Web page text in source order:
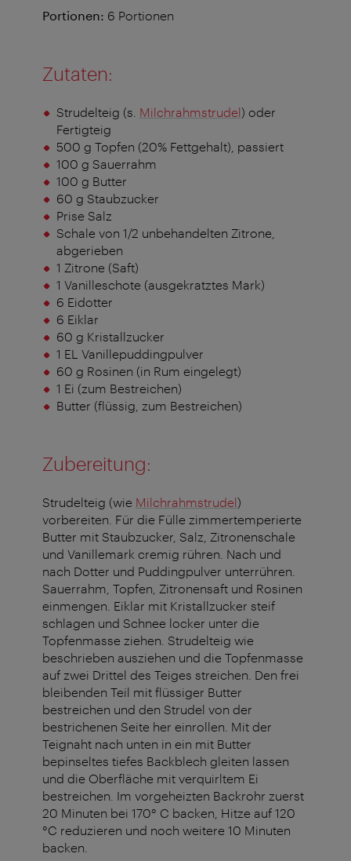
Portionen: 6 Portionen
Zutaten:
Strudelteig (s. Milchrahmstrudel) oder
Fertigteig
500 g Topfen (20% Fettgehalt), passiert
100 g Sauerrahm
100 g Butter
60 g Staubzucker
Prise Salz
Schale von 1/2 unbehandelten Zitrone,
abgerieben
1 Zitrone (Saft)
1 Vanilleschote (ausgekratztes Mark)
6 Eidotter
6 Eiklar
60 g Kristallzucker
1 EL Vanillepuddingpulver
60 g Rosinen (in Rum eingelegt)
1 Ei (zum Bestreichen)
Butter (flüssig, zum Bestreichen)
Zubereitung:
Strudelteig (wie Milchrahmstrudel)
vorbereiten. Für die Fülle zimmertemperierte
Butter mit Staubzucker, Salz, Zitronenschale
und Vanillemark cremig rühren. Nach und
nach Dotter und Puddingpulver unterrühren.
Sauerrahm, Topfen, Zitronensaft und Rosinen
einmengen. Eiklar mit Kristallzucker steif
schlagen und Schnee locker unter die
Topfenmasse ziehen. Strudelteig wie
beschrieben ausziehen und die Topfenmasse
auf zwei Drittel des Teiges streichen. Den frei
bleibenden Teil mit flüssiger Butter
bestreichen und den Strudel von der
bestrichenen Seite her einrollen. Mit der
Teignaht nach unten in ein mit Butter
bepinseltes tiefes Backblech gleiten lassen
und die Oberfläche mit verquirltem Ei
bestreichen. Im vorgeheizten Backrohr zuerst
20 Minuten bei 170° C backen, Hitze auf 120
°C reduzieren und noch weitere 10 Minuten
backen.